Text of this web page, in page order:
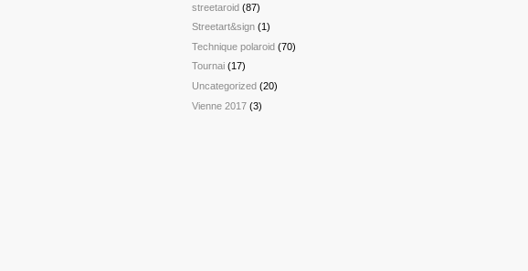
streetaroid (87)
Streetart&sign (1)
Technique polaroid (70)
Tournai (17)
Uncategorized (20)
Vienne 2017 (3)